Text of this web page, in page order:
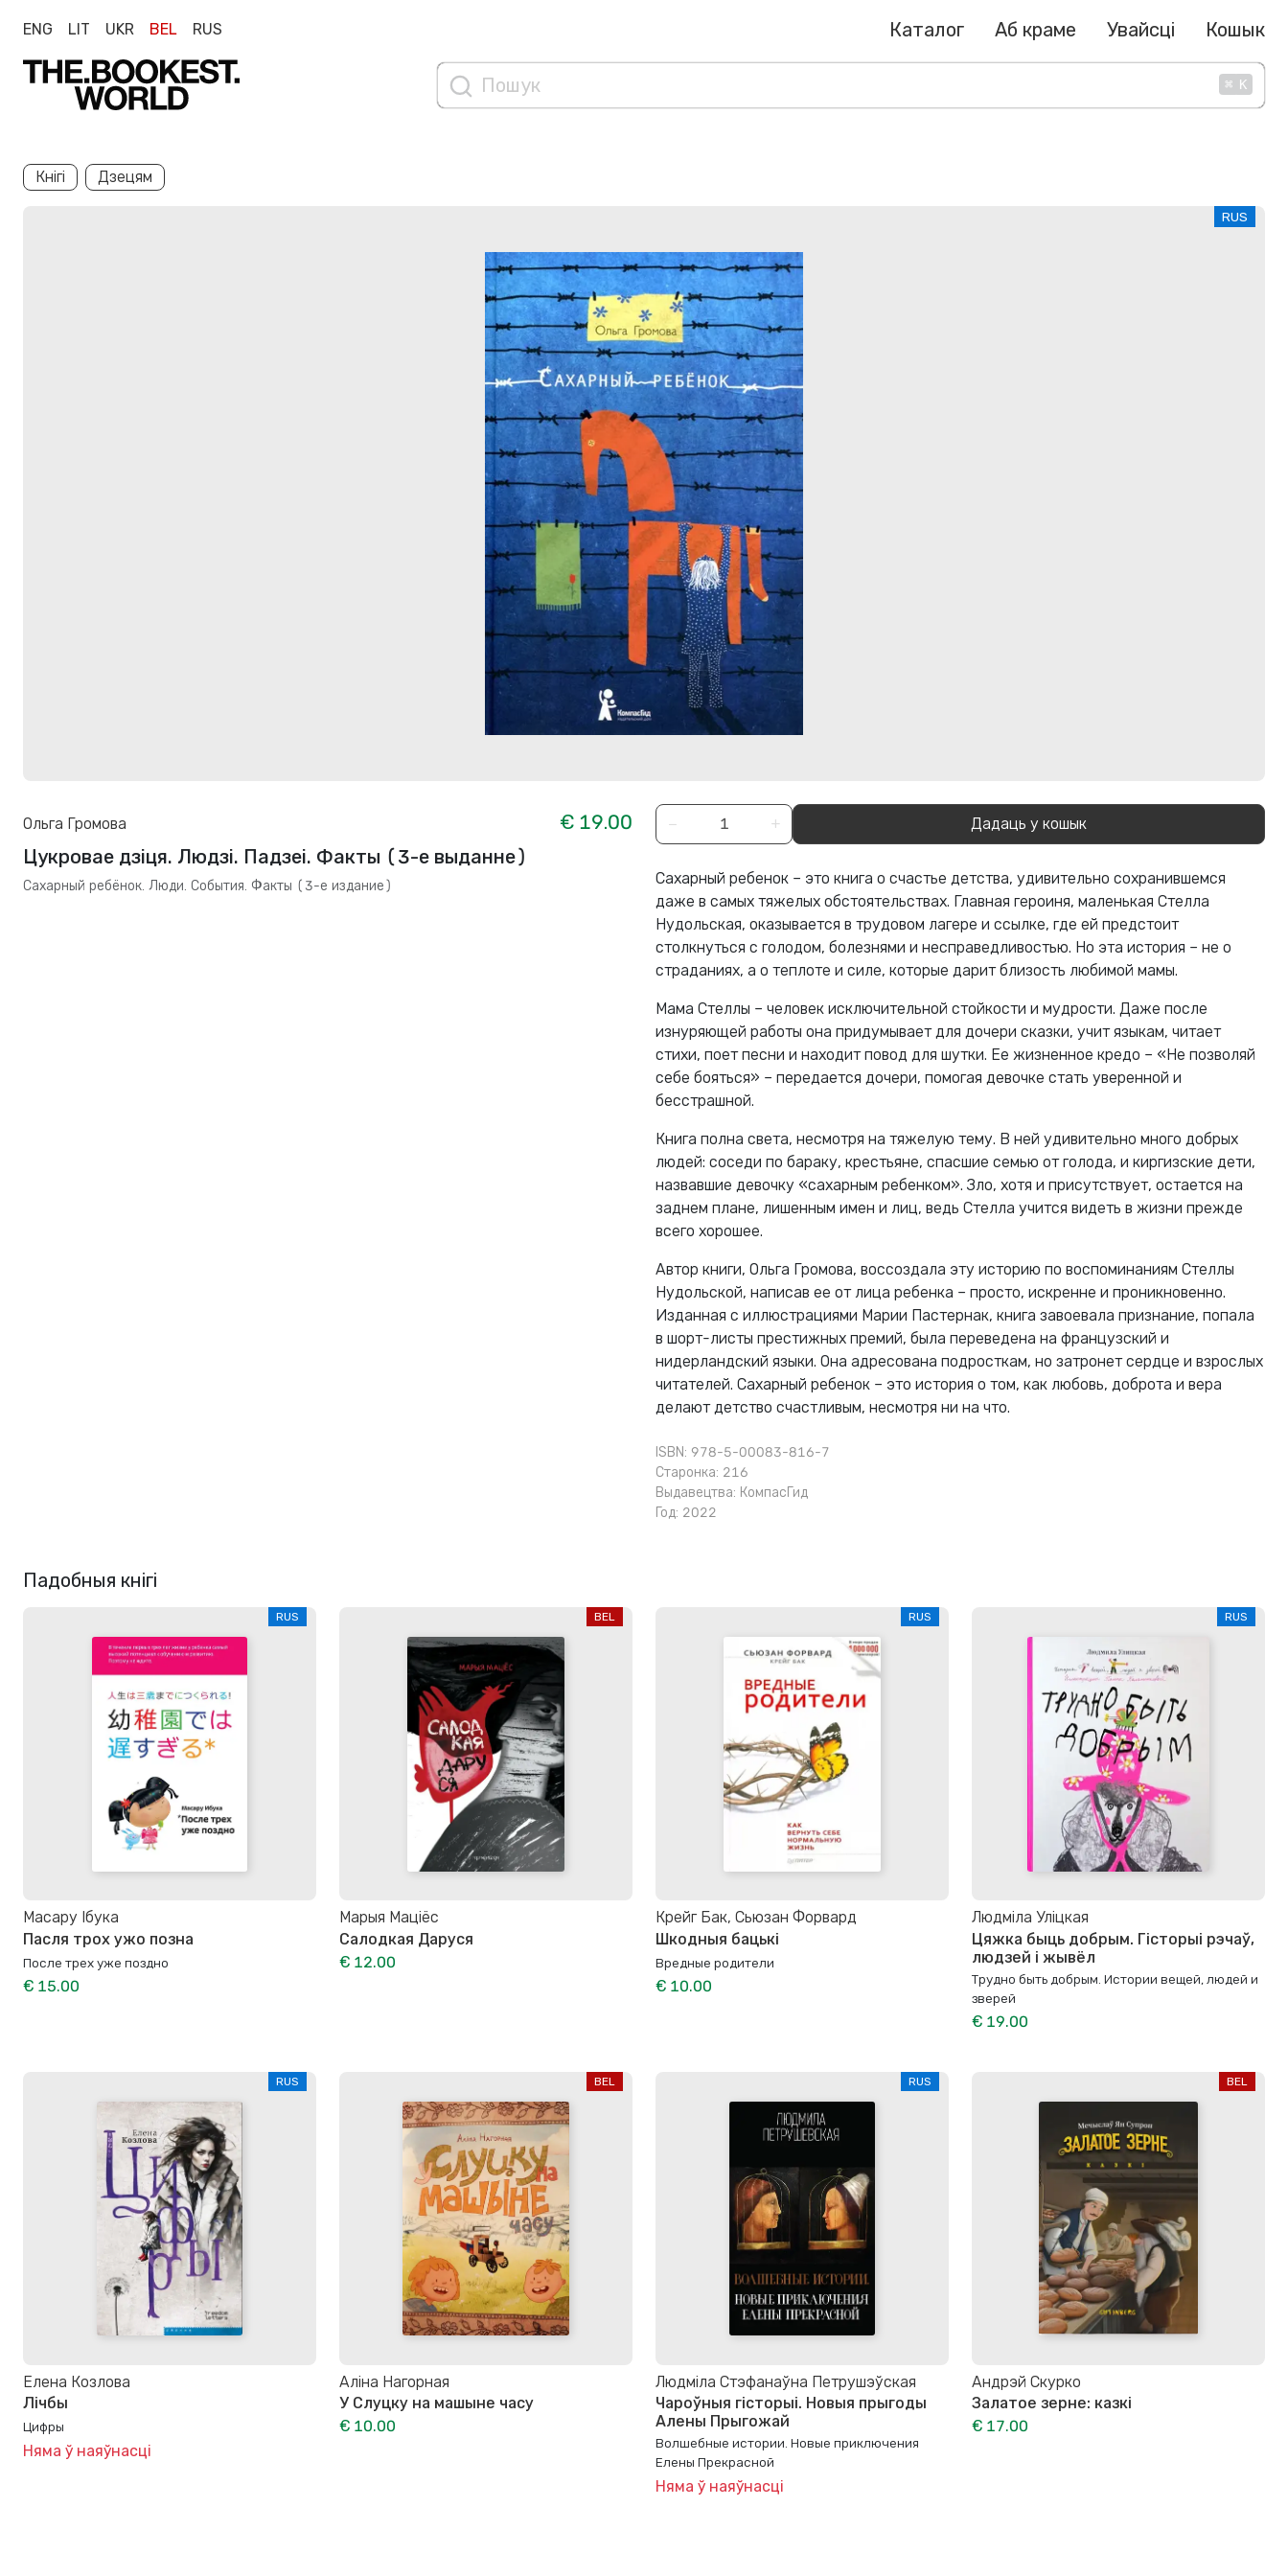
ENG LIT UKR BEL RUS Каталог Аб краме Увайсці Кошык
⌘ K
Кнігі Дзецям
RUS
Ольга Громова
€ 19.00
Цукровае дзіця. Людзі. Падзеі. Факты (3-е выданне)
Сахарный ребёнок. Люди. События. Факты (3-е издание)
− + Дадаць у кошык
Сахарный ребенок – это книга о счастье детства, удивительно сохранившемся
даже в самых тяжелых обстоятельствах. Главная героиня, маленькая Стелла
Нудольская, оказывается в трудовом лагере и ссылке, где ей предстоит
столкнуться с голодом, болезнями и несправедливостью. Но эта история – не о
страданиях, а о теплоте и силе, которые дарит близость любимой мамы.
Мама Стеллы – человек исключительной стойкости и мудрости. Даже после
изнуряющей работы она придумывает для дочери сказки, учит языкам, читает
стихи, поет песни и находит повод для шутки. Ее жизненное кредо – «Не позволяй
себе бояться» – передается дочери, помогая девочке стать уверенной и
бесстрашной.
Книга полна света, несмотря на тяжелую тему. В ней удивительно много добрых
людей: соседи по бараку, крестьяне, спасшие семью от голода, и киргизские дети,
назвавшие девочку «сахарным ребенком». Зло, хотя и присутствует, остается на
заднем плане, лишенным имен и лиц, ведь Стелла учится видеть в жизни прежде
всего хорошее.
Автор книги, Ольга Громова, воссоздала эту историю по воспоминаниям Стеллы
Нудольской, написав ее от лица ребенка – просто, искренне и проникновенно.
Изданная с иллюстрациями Марии Пастернак, книга завоевала признание, попала
в шорт-листы престижных премий, была переведена на французский и
нидерландский языки. Она адресована подросткам, но затронет сердце и взрослых
читателей. Сахарный ребенок – это история о том, как любовь, доброта и вера
делают детство счастливым, несмотря ни на что.
ISBN: 978-5-00083-816-7
Старонка: 216
Выдавецтва: КомпасГид
Год: 2022
Падобныя кнігі
RUS
Масару Ібука
Пасля трох ужо позна
После трех уже поздно
€ 15.00
BEL
Марыя Маціёс
Салодкая Даруся
€ 12.00
RUS
Крейг Бак, Сьюзан Форвард
Шкодныя бацькі
Вредные родители
€ 10.00
RUS
Людміла Уліцкая
Цяжка быць добрым. Гісторыі рэчаў,
людзей і жывёл
Трудно быть добрым. Истории вещей, людей и
зверей
€ 19.00
RUS
Елена Козлова
Лічбы
Цифры
Няма ў наяўнасці
BEL
Аліна Нагорная
У Слуцку на машыне часу
€ 10.00
RUS
Людміла Стэфанаўна Петрушэўская
Чароўныя гісторыі. Новыя прыгоды
Алены Прыгожай
Волшебные истории. Новые приключения
Елены Прекрасной
Няма ў наяўнасці
BEL
Андрэй Скурко
Залатое зерне: казкі
€ 17.00